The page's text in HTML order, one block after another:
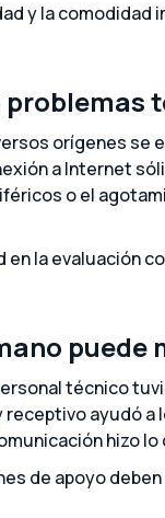
y la comodidad
problemas
orígenes se
a Internet
o el
en la evaluación
técnico
receptivo ayudó
hizo
de apoyo